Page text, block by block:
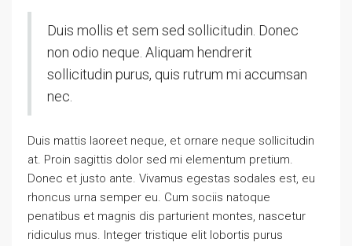
Duis mollis et sem sed sollicitudin. Donec
non odio neque. Aliquam hendrerit
sollicitudin purus, quis rutrum mi accumsan
nec.
Duis mattis laoreet neque, et ornare neque sollicitudin
at. Proin sagittis dolor sed mi elementum pretium.
Donec et justo ante. Vivamus egestas sodales est, eu
rhoncus urna semper eu. Cum sociis natoque
penatibus et magnis dis parturient montes, nascetur
ridiculus mus. Integer tristique elit lobortis purus